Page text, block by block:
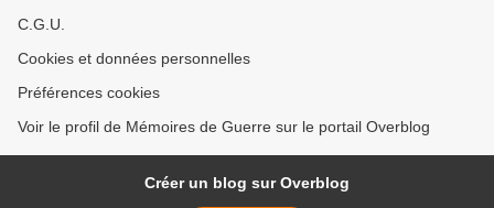
C.G.U.
Cookies et données personnelles
Préférences cookies
Voir le profil de Mémoires de Guerre sur le portail Overblog
Créer un blog sur Overblog